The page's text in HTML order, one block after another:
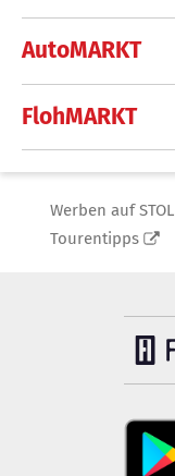
AutoMARKT
FlohMARKT
Werben auf STOL
Tourentipps